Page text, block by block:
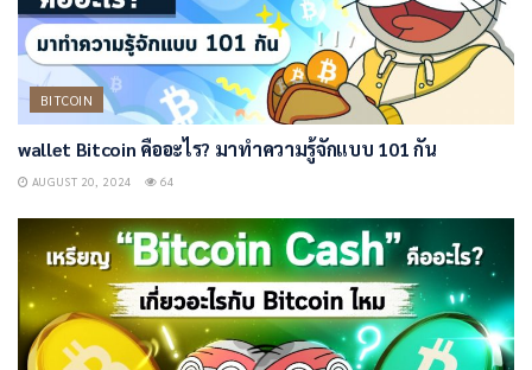
BITCOIN
wallet Bitcoin คืออะไร? มาทำความรู้จักแบบ 101 กัน
AUGUST 20, 2024 64